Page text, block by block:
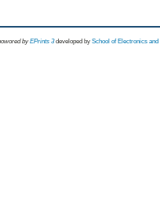
byEPrints 3 developed by School of Electronics